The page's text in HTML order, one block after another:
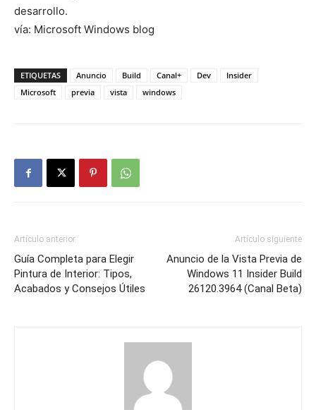
desarrollo.
vía: Microsoft Windows blog
ETIQUETAS Anuncio Build Canal+ Dev
Insider
Microsoft
previa vista windows
Artículo anterior
Guía Completa para Elegir
Pintura de Interior: Tipos,
Acabados y Consejos Útiles
Artículo siguiente
Anuncio de la Vista Previa de
Windows 11 Insider Build
26120.3964 (Canal Beta)